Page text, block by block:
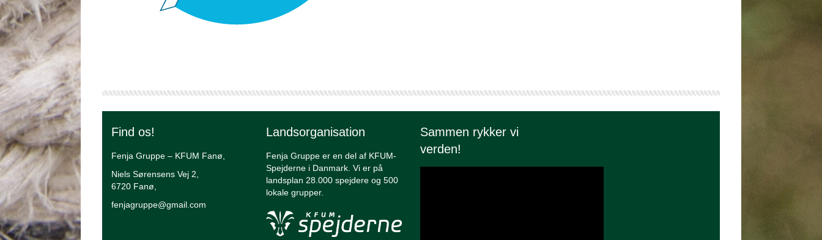
Find os!
Fenja Gruppe – KFUM Fanø,
Niels Sørensens Vej 2,
6720 Fanø,
fenjagruppe@gmail.com
Landsorganisation
Fenja Gruppe er en del af KFUM-
Spejderne i Danmark. Vi er på
landsplan 28.000 spejdere og 500
lokale grupper.
Sammen rykker vi
verden!